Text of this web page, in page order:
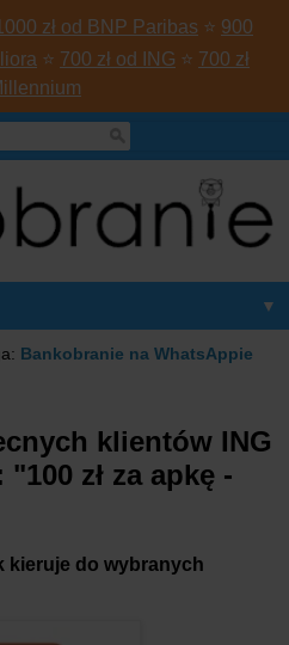
zł od BNP Paribas ⭐ 900
⭐ 700 zł od ING ⭐ 700 zł
▼
Bankobranie na WhatsAppie
klientów ING
zł za apkę -
kieruje do wybranych